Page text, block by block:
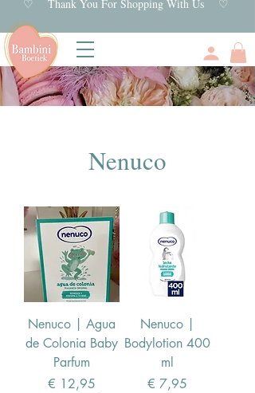
♡ Thank You For Shopping With Us ♡
Nenuco
Nenuco | Agua
de Colonia Baby
Parfum
Prijs
€ 12,95
Nenuco |
Bodylotion 400
ml
Prijs
€ 7,95